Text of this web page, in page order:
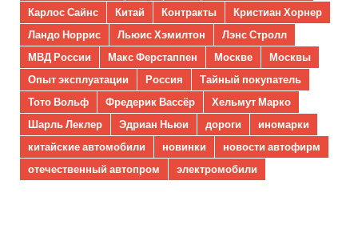
Карлос Сайнс
Китай Контракты
Кристиан Хорнер
Ландо Норрис
Льюис Хэмилтон
Лэнс Стролл
МВД России
Макс Ферстаппен Москве
Москвы
Опыт эксплуатации
Россия
Тайный покупатель
Тото Вольф
Фредерик Вассёр
Хельмут Марко
Шарль Леклер
Эдриан Ньюи дороги
иномарки
китайские автомобили
новинки
новости автофирм
отечественный автопром
электромобили